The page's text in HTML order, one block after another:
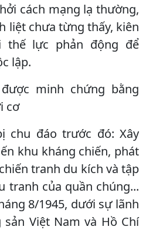
cách mạng lạ thường,
liệt chưa từng thấy, kiên
thế lực phản động để
lập.
minh chứng bằng
cơ
chu đáo trước đó: Xây
khu kháng chiến, phát
tranh du kích và tập
tranh của quần chúng...
8/1945, dưới sự lãnh
Việt Nam và Hồ Chí